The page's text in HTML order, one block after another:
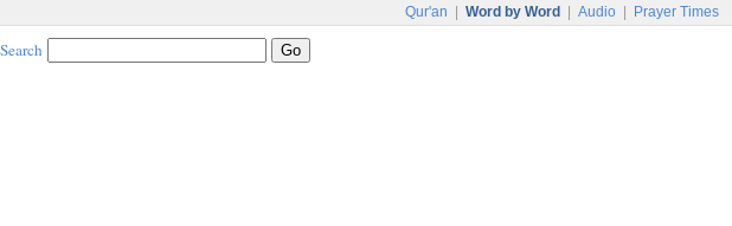
Qur'an Word by Word Audio Prayer Times
Search